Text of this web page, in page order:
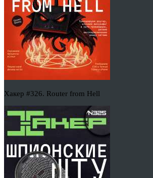
Хакер #326. Router from Hell